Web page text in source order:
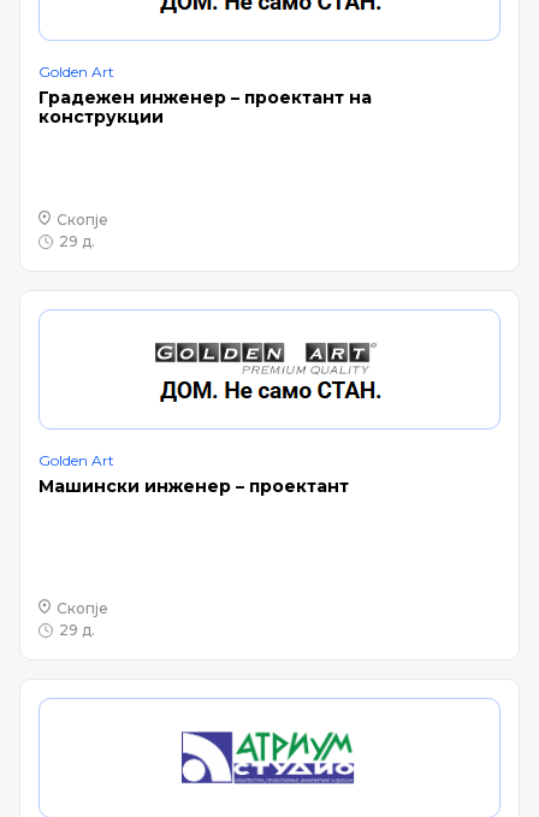
Golden Art
Градежен инженер – проектант на
конструкции
Скопје
29 д.
Golden Art
Машински инженер – проектант
Скопје
29 д.